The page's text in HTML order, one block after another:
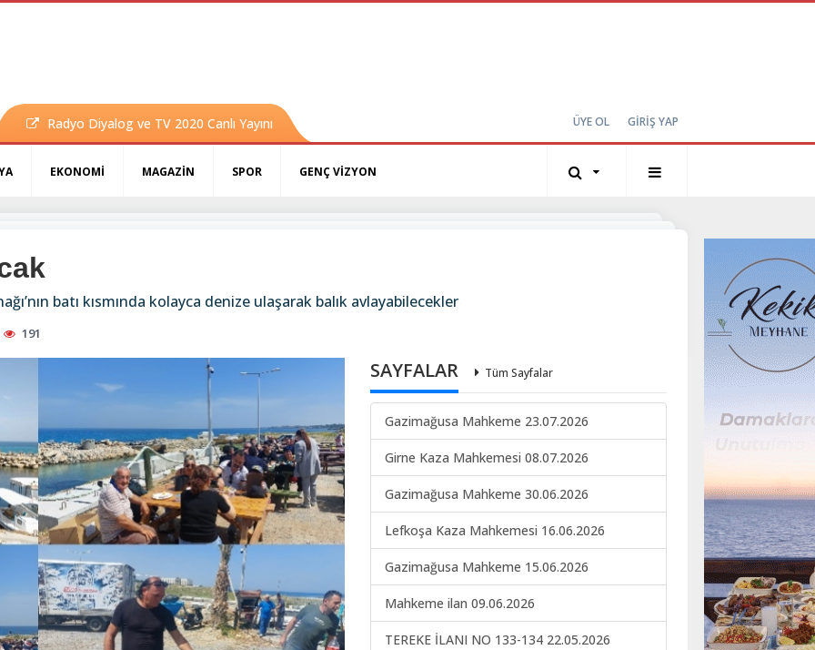
Radyo Diyalog ve TV 2020 Canlı Yayını ÜYE OL GİRİŞ YAP
EKONOMİ MAGAZİN SPOR GENÇ VİZYON
batı kısmında kolayca denize ulaşarak balık avlayabilecekler
191
SAYFALAR Tüm Sayfalar
Gazimağusa Mahkeme 23.07.2026
Girne Kaza Mahkemesi 08.07.2026
Gazimağusa Mahkeme 30.06.2026
Lefkoşa Kaza Mahkemesi 16.06.2026
Gazimağusa Mahkeme 15.06.2026
Mahkeme ilan 09.06.2026
TEREKE İLANI NO 133-134 22.05.2026